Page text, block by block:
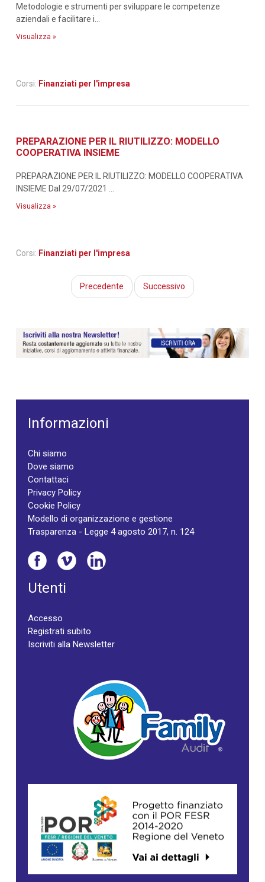
Metodologie e strumenti per sviluppare le competenze
aziendali e facilitare i...
Visualizza »
Corsi: Finanziati per l'impresa
PREPARAZIONE PER IL RIUTILIZZO: MODELLO
COOPERATIVA INSIEME
PREPARAZIONE PER IL RIUTILIZZO: MODELLO COOPERATIVA
INSIEME Dal 29/07/2021 ...
Visualizza »
Corsi: Finanziati per l'impresa
Precedente Successivo
Informazioni
Chi siamo
Dove siamo
Contattaci
Privacy Policy
Cookie Policy
Modello di organizzazione e gestione
Trasparenza - Legge 4 agosto 2017, n. 124
Utenti
Accesso
Registrati subito
Iscriviti alla Newsletter